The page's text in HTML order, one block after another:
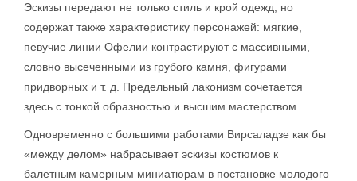
Эскизы передают не только стиль и крой одежд, но
содержат также характеристику персонажей: мягкие,
певучие линии Офелии контрастируют с массивными,
словно высеченными из грубого камня, фигурами
придворных и т. д. Предельный лаконизм сочетается
здесь с тонкой образностью и высшим мастерством.
Одновременно с большими работами Вирсаладзе как бы
«между делом» набрасывает эскизы костюмов к
балетным камерным миниатюрам в постановке молодого